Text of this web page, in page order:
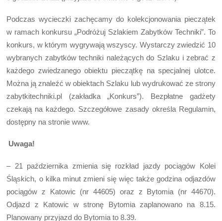
Podczas wycieczki zachęcamy do kolekcjonowania pieczątek
w ramach konkursu „Podróżuj Szlakiem Zabytków Techniki”. To
konkurs, w którym wygrywają wszyscy. Wystarczy zwiedzić 10
wybranych zabytków techniki należących do Szlaku i zebrać z
każdego zwiedzanego obiektu pieczątkę na specjalnej ulotce.
Można ją znaleźć w obiektach Szlaku lub wydrukować ze strony
zabytkitechniki.pl (zakładka „Konkurs”). Bezpłatne gadżety
czekają na każdego. Szczegółowe zasady określa Regulamin,
dostępny na stronie www.
Uwaga!
– 21 października zmienia się rozkład jazdy pociągów Kolei
Śląskich, o kilka minut zmieni się więc także godzina odjazdów
pociągów z Katowic (nr 44605) oraz z Bytomia (nr 44670).
Odjazd z Katowic w stronę Bytomia zaplanowano na 8.15.
Planowany przyjazd do Bytomia to 8.39.